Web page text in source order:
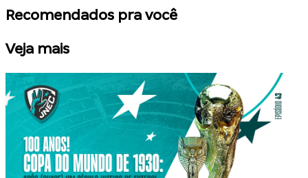
Recomendados pra você
Veja mais